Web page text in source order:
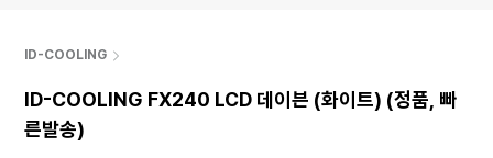
ID-COOLING
ID-COOLING FX240 LCD 데이븐 (화이트) (정품, 빠
른발송)